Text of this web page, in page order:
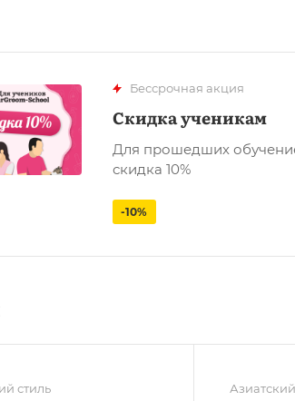
Бессрочная акция
Скидка ученикам
Для прошедших
скидка 10%
-10%
стиль